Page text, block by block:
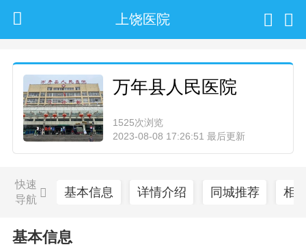
上饶医院
万年县人民医院
1525次浏览
2023-08-08 17:26:51 最后更新
快速
导航
基本信息 详情介绍 同城推荐 相
基本信息